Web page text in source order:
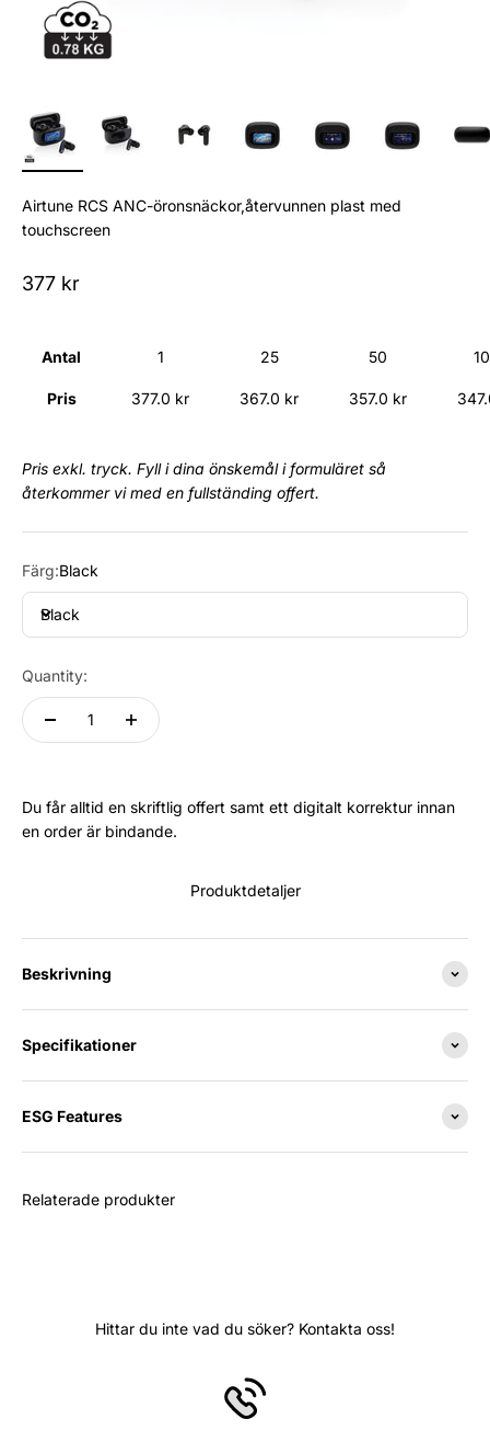
Airtune RCS ANC-öronsnäckor,återvunnen plast med
touchscreen
Sale price
377 kr
Antal
Pris
1
377.0 kr
25
367.0 kr
50
357.0 kr
Pris exkl. tryck. Fyll i dina önskemål i formuläret så
återkommer vi med en fullständing offert.
Färg:Black
Black
Quantity:
Du får alltid en skriftlig offert samt ett digitalt korrektur innan
en order är bindande.
Produktdetaljer
Beskrivning
Specifikationer
ESG Features
Relaterade produkter
Hittar du inte vad du söker? Kontakta oss!